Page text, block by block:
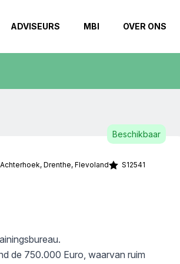
ADVISEURS MBI OVER ONS
Achterhoek Drenthe Flevoland S12541
de 750.000 Euro, waarvan ruim
Beschikbaar